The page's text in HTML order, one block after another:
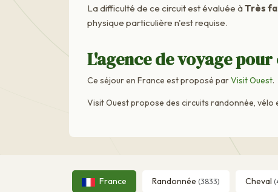
La difficulté de ce circuit est évaluée àTrès
physique particulière n'est requise.
L'agence de voyage
Ce séjour en France est proposé parVisit Ouest.
Visit Ouest propose des circuits randonnée, vélo
France Randonnée (3833) Cheval